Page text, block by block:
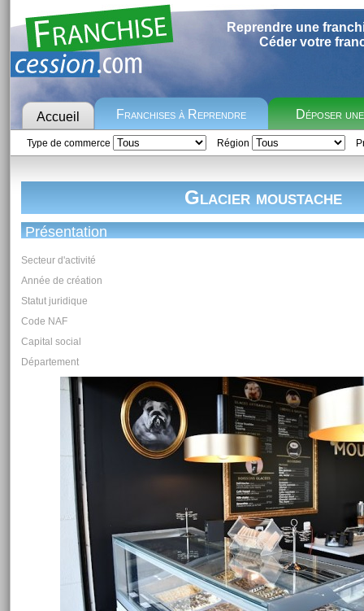
Reprendre une
Céder votre
Accueil Franchises à Reprendre Déposer
Type de commerce Région
Glacier moustache
Présentation
Secteur d'activité
Année de création
Statut juridique
Code NAF
Capital social
Département